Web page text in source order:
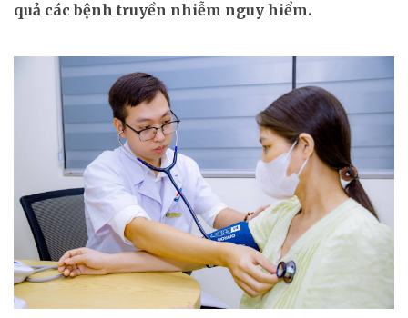
quả các bệnh truyền nhiễm nguy hiểm.